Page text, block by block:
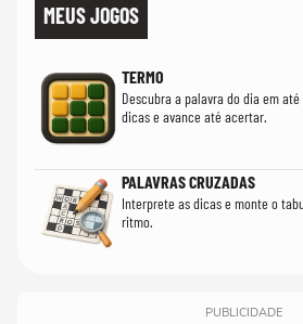
MEUS JOGOS
TERMO
Descubra a palavra do dia em
dicas e avance até acertar.
PALAVRAS CRUZADAS
Interprete as dicas e monte o
ritmo.
PUBLICIDADE